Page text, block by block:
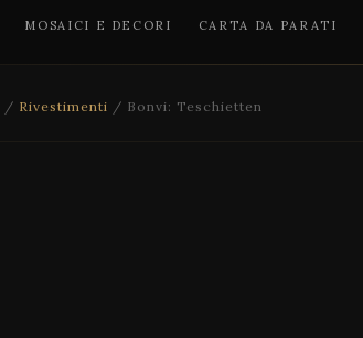
MOSAICI E DECORI CARTA DA PARATI
/ Rivestimenti / Bonvi: Teschietten